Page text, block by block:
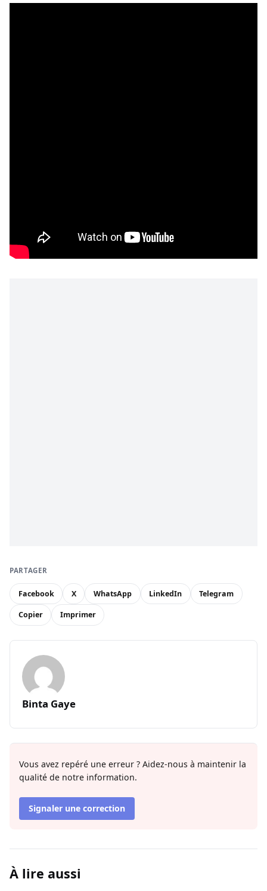
PARTAGER
Facebook X WhatsApp LinkedIn Telegram
Copier Imprimer
Binta Gaye
Vous avez repéré une erreur ? Aidez-nous à maintenir la
qualité de notre information.
Signaler une correction
À lire aussi